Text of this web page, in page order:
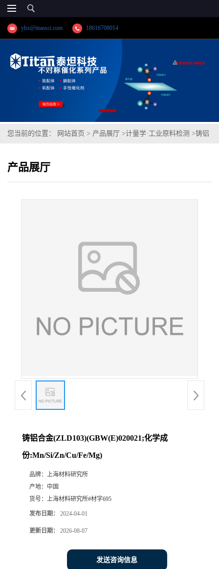
yhx@titansci.com 18616708014
您当前的位置： 网站首页 > 产品展厅 >计量学·工业原料检测 >铸铝
产品展厅
铸铝合金(ZLD103)(GBW(E)020021;化学成
份:Mn/Si/Zn/Cu/Fe/Mg)
品牌： 上海材料研究所
产地： 中国
货号： 上海材料研究所#材字695
发布日期： 2024-04-01
更新日期： 2026-08-07
发送咨询信息